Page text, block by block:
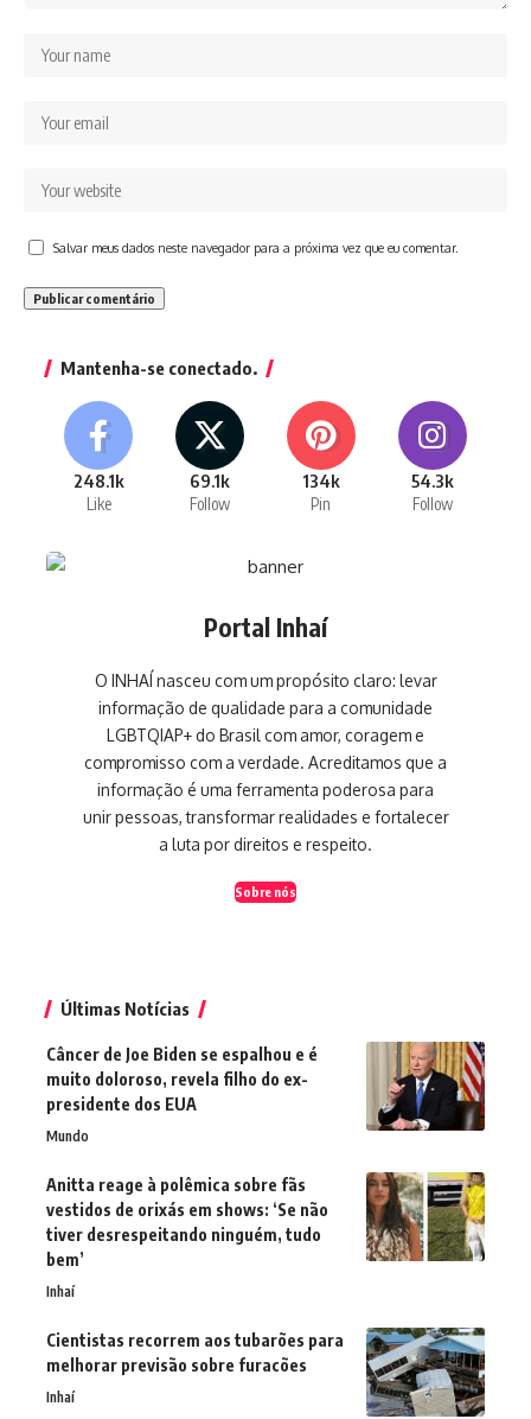
Salvar meus dados neste navegador para a próxima vez que eu comentar.
Mantenha-se conectado.
248.1k
Like
69.1k
Follow
134k
Pin
54.3k
Follow
Portal Inhaí
O INHAÍ nasceu com um propósito claro: levar
informação de qualidade para a comunidade
LGBTQIAP+ do Brasil com amor, coragem e
compromisso com a verdade. Acreditamos que a
informação é uma ferramenta poderosa para
unir pessoas, transformar realidades e fortalecer
a luta por direitos e respeito.
Sobre nós
Últimas Notícias
Câncer de Joe Biden se espalhou e é
muito doloroso, revela filho do ex-
presidente dos EUA
Mundo
Anitta reage à polêmica sobre fãs
vestidos de orixás em shows: ‘Se não
tiver desrespeitando ninguém, tudo
bem’
Inhaí
Cientistas recorrem aos tubarões para
melhorar previsão sobre furacões
Inhaí